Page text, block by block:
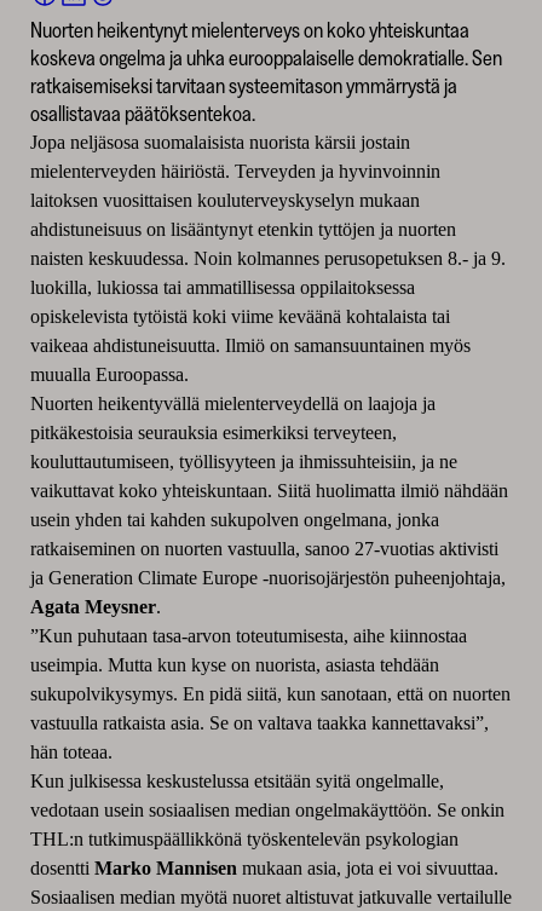
JAA
FACEBOOKISSA
(AVAUTUU
UUTEEN
IKKUNAAN)
JAA
LINKEDINISSÄ
(AVAUTUU
UUTEEN
IKKUNAAN)
JAA
THREADSISSÄ
(AVAUTUU
UUTEEN
IKKUNAAN)
Nuorten heikentynyt mielenterveys on koko yhteiskuntaa
koskeva ongelma ja uhka eurooppalaiselle demokratialle. Sen
ratkaisemiseksi tarvitaan systeemitason ymmärrystä ja
osallistavaa päätöksentekoa.
Jopa neljäsosa suomalaisista nuorista kärsii jostain
mielenterveyden häiriöstä. Terveyden ja hyvinvoinnin
laitoksen vuosittaisen kouluterveyskyselyn mukaan
ahdistuneisuus on lisääntynyt etenkin tyttöjen ja nuorten
naisten keskuudessa. Noin kolmannes perusopetuksen 8.- ja 9.
luokilla, lukiossa tai ammatillisessa oppilaitoksessa
opiskelevista tytöistä koki viime keväänä kohtalaista tai
vaikeaa ahdistuneisuutta. Ilmiö on samansuuntainen myös
muualla Euroopassa.
Nuorten heikentyvällä mielenterveydellä on laajoja ja
pitkäkestoisia seurauksia esimerkiksi terveyteen,
kouluttautumiseen, työllisyyteen ja ihmissuhteisiin, ja ne
vaikuttavat koko yhteiskuntaan. Siitä huolimatta ilmiö nähdään
usein yhden tai kahden sukupolven ongelmana, jonka
ratkaiseminen on nuorten vastuulla, sanoo 27-vuotias aktivisti
ja Generation Climate Europe -nuorisojärjestön puheenjohtaja,
Agata Meysner.
”Kun puhutaan tasa-arvon toteutumisesta, aihe kiinnostaa
useimpia. Mutta kun kyse on nuorista, asiasta tehdään
sukupolvikysymys. En pidä siitä, kun sanotaan, että on nuorten
vastuulla ratkaista asia. Se on valtava taakka kannettavaksi”,
hän toteaa.
Kun julkisessa keskustelussa etsitään syitä ongelmalle,
vedotaan usein sosiaalisen median ongelmakäyttöön. Se onkin
THL:n tutkimuspäällikkönä työskentelevän psykologian
dosentti Marko Mannisen mukaan asia, jota ei voi sivuuttaa.
Sosiaalisen median myötä nuoret altistuvat jatkuvalle vertailulle